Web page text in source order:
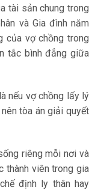
tài sản chung trong
và Gia đình năm
của vợ chồng trong
tắc bình đẳng giữa
nếu vợ chồng lấy lý
tòa án giải quyết
riêng mỗi nơi và
thành viên trong gia
định ly thân hay